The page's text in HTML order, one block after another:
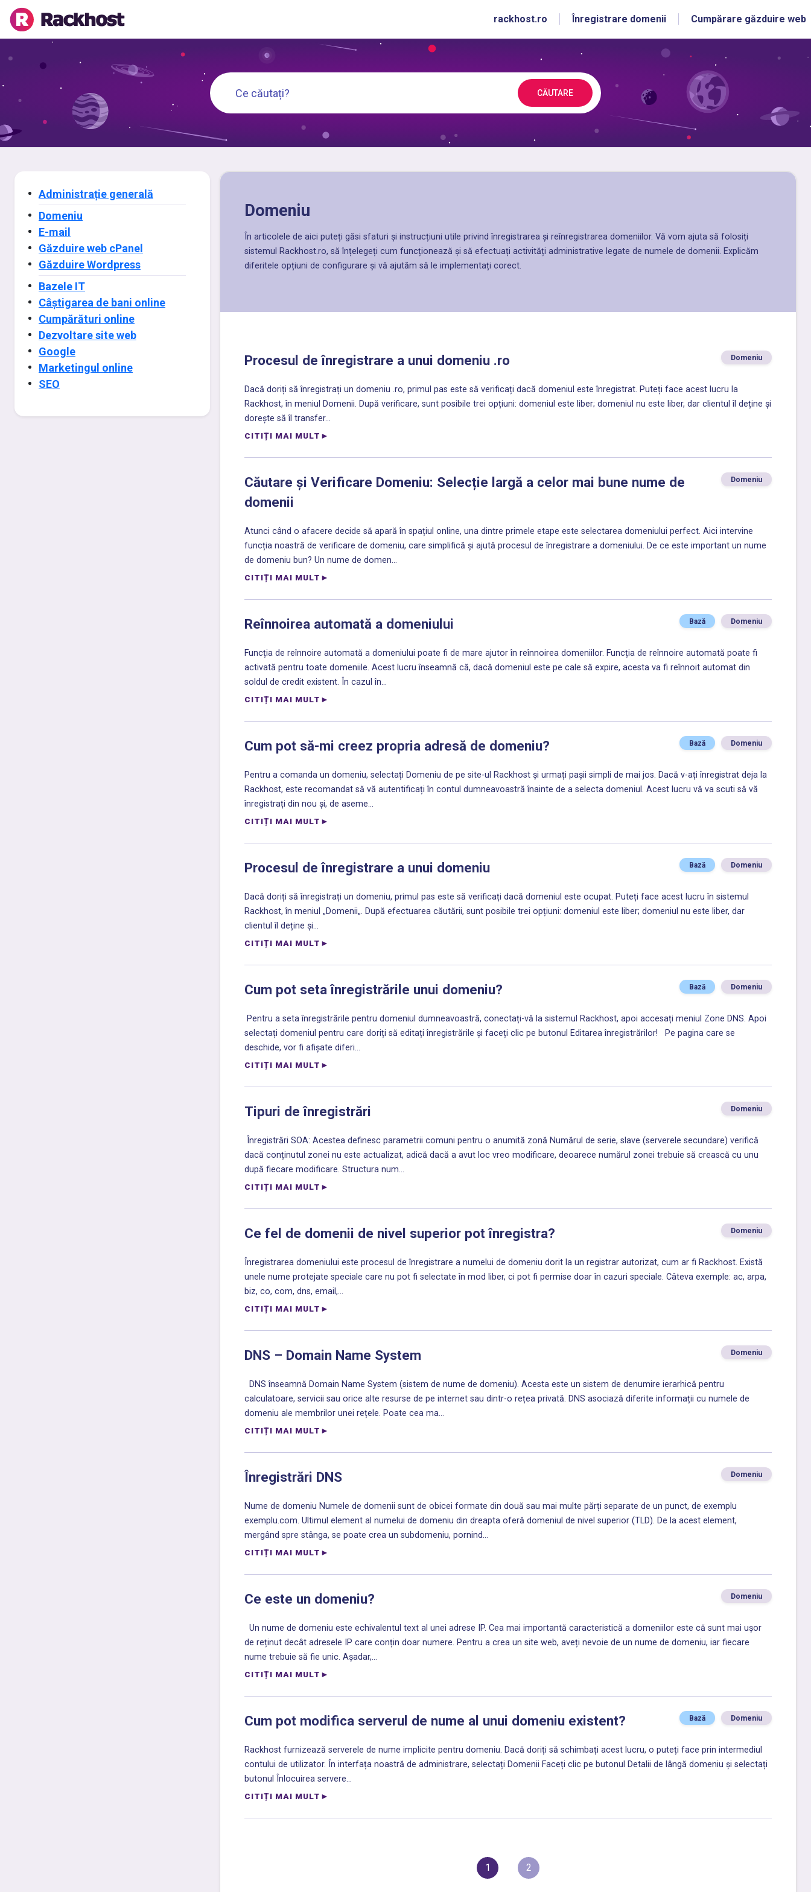
rackhost.ro Înregistrare domenii Cumpărare găzduire web
CĂUTARE
Administrație generală
Domeniu
E-mail
Găzduire web cPanel
Găzduire Wordpress
Bazele IT
Câștigarea de bani online
Cumpărături online
Dezvoltare site web
Google
Marketingul online
SEO
Domeniu
În articolele de aici puteți găsi sfaturi și instrucțiuni utile privind înregistrarea și reînregistrarea domeniilor. Vă vom ajuta să folosiți
sistemul Rackhost.ro, să înțelegeți cum funcționează și să efectuați activități administrative legate de numele de domenii. Explicăm
diferitele opțiuni de configurare și vă ajutăm să le implementați corect.
Procesul de înregistrare a unui domeniu .ro Domeniu
Dacă doriți să înregistrați un domeniu .ro, primul pas este să verificați dacă domeniul este înregistrat. Puteți face acest lucru la
Rackhost, în meniul Domenii. După verificare, sunt posibile trei opțiuni: domeniul este liber; domeniul nu este liber, dar clientul îl deține și
dorește să îl transfer...
CITIȚI MAI MULT
Căutare și Verificare Domeniu: Selecție largă a celor mai bune nume de
domenii
Domeniu
Atunci când o afacere decide să apară în spațiul online, una dintre primele etape este selectarea domeniului perfect. Aici intervine
funcția noastră de verificare de domeniu, care simplifică și ajută procesul de înregistrare a domeniului. De ce este important un nume
de domeniu bun? Un nume de domen...
CITIȚI MAI MULT
Reînnoirea automată a domeniului Bază Domeniu
Funcția de reînnoire automată a domeniului poate fi de mare ajutor în reînnoirea domeniilor. Funcția de reînnoire automată poate fi
activată pentru toate domeniile. Acest lucru înseamnă că, dacă domeniul este pe cale să expire, acesta va fi reînnoit automat din
soldul de credit existent. În cazul în...
CITIȚI MAI MULT
Cum pot să-mi creez propria adresă de domeniu? Bază Domeniu
Pentru a comanda un domeniu, selectați Domeniu de pe site-ul Rackhost și urmați pașii simpli de mai jos. Dacă v-ați înregistrat deja la
Rackhost, este recomandat să vă autentificați în contul dumneavoastră înainte de a selecta domeniul. Acest lucru vă va scuti să vă
înregistrați din nou și, de aseme...
CITIȚI MAI MULT
Procesul de înregistrare a unui domeniu Bază Domeniu
Dacă doriți să înregistrați un domeniu, primul pas este să verificați dacă domeniul este ocupat. Puteți face acest lucru în sistemul
Rackhost, în meniul „Domenii„. După efectuarea căutării, sunt posibile trei opțiuni: domeniul este liber; domeniul nu este liber, dar
clientul îl deține și...
CITIȚI MAI MULT
Cum pot seta înregistrările unui domeniu? Bază Domeniu
Pentru a seta înregistrările pentru domeniul dumneavoastră, conectați-vă la sistemul Rackhost, apoi accesați meniul Zone DNS. Apoi
selectați domeniul pentru care doriți să editați înregistrările și faceți clic pe butonul Editarea înregistrărilor! Pe pagina care se
deschide, vor fi afișate diferi...
CITIȚI MAI MULT
Tipuri de înregistrări Domeniu
Înregistrări SOA: Acestea definesc parametrii comuni pentru o anumită zonă Numărul de serie, slave (serverele secundare) verifică
dacă conținutul zonei nu este actualizat, adică dacă a avut loc vreo modificare, deoarece numărul zonei trebuie să crească cu unu
după fiecare modificare. Structura num...
CITIȚI MAI MULT
Ce fel de domenii de nivel superior pot înregistra? Domeniu
Înregistrarea domeniului este procesul de înregistrare a numelui de domeniu dorit la un registrar autorizat, cum ar fi Rackhost. Există
unele nume protejate speciale care nu pot fi selectate în mod liber, ci pot fi permise doar în cazuri speciale. Câteva exemple: ac, arpa,
biz, co, com, dns, email,...
CITIȚI MAI MULT
DNS – Domain Name System Domeniu
DNS înseamnă Domain Name System (sistem de nume de domeniu). Acesta este un sistem de denumire ierarhică pentru
calculatoare, servicii sau orice alte resurse de pe internet sau dintr-o rețea privată. DNS asociază diferite informații cu numele de
domeniu ale membrilor unei rețele. Poate cea ma...
CITIȚI MAI MULT
Înregistrări DNS Domeniu
Nume de domeniu Numele de domenii sunt de obicei formate din două sau mai multe părți separate de un punct, de exemplu
exemplu.com. Ultimul element al numelui de domeniu din dreapta oferă domeniul de nivel superior (TLD). De la acest element,
mergând spre stânga, se poate crea un subdomeniu, pornind...
CITIȚI MAI MULT
Ce este un domeniu? Domeniu
Un nume de domeniu este echivalentul text al unei adrese IP. Cea mai importantă caracteristică a domeniilor este că sunt mai ușor
de reținut decât adresele IP care conțin doar numere. Pentru a crea un site web, aveți nevoie de un nume de domeniu, iar fiecare
nume trebuie să fie unic. Așadar,...
CITIȚI MAI MULT
Cum pot modifica serverul de nume al unui domeniu existent? Bază Domeniu
Rackhost furnizează serverele de nume implicite pentru domeniu. Dacă doriți să schimbați acest lucru, o puteți face prin intermediul
contului de utilizator. În interfața noastră de administrare, selectați Domenii Faceți clic pe butonul Detalii de lângă domeniu și selectați
butonul Înlocuirea servere...
CITIȚI MAI MULT
1 2